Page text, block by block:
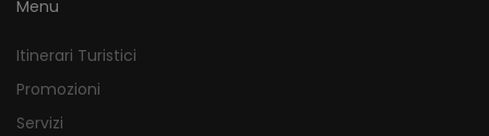
Menu
Itinerari Turistici
Promozioni
Servizi